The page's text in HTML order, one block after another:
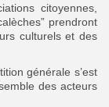
citoyennes,
prendront
culturels et des
générale s’est
des acteurs